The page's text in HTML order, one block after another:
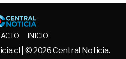
Central
INICIO
| © 2026 Central Noticia.